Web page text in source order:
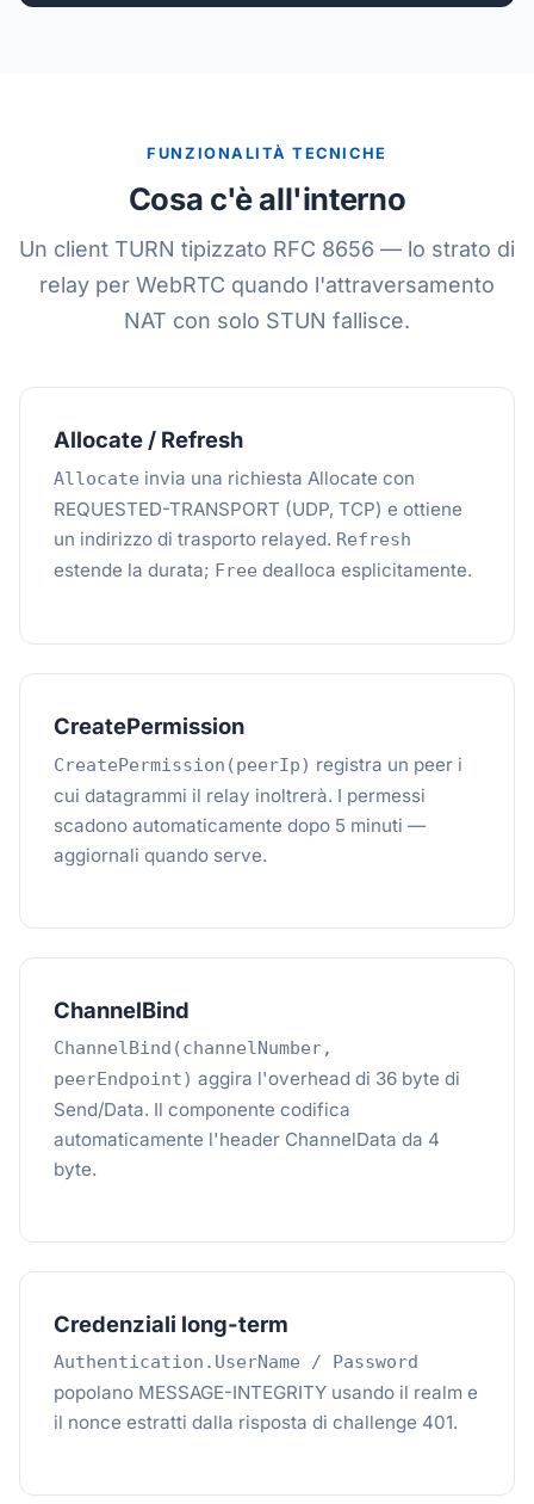
FUNZIONALITÀ TECNICHE
Cosa c'è all'interno
Un client TURN tipizzato RFC 8656 — lo strato di
relay per WebRTC quando l'attraversamento
NAT con solo STUN fallisce.
Allocate / Refresh
Allocate invia una richiesta Allocate con
REQUESTED-TRANSPORT (UDP, TCP) e ottiene
un indirizzo di trasporto relayed. Refresh
estende la durata; Free dealloca esplicitamente.
CreatePermission
CreatePermission(peerIp) registra un peer i
cui datagrammi il relay inoltrerà. I permessi
scadono automaticamente dopo 5 minuti —
aggiornali quando serve.
ChannelBind
ChannelBind(channelNumber,
peerEndpoint) aggira l'overhead di 36 byte di
Send/Data. Il componente codifica
automaticamente l'header ChannelData da 4
byte.
Credenziali long-term
Authentication.UserName / Password
popolano MESSAGE-INTEGRITY usando il realm e
il nonce estratti dalla risposta di challenge 401.